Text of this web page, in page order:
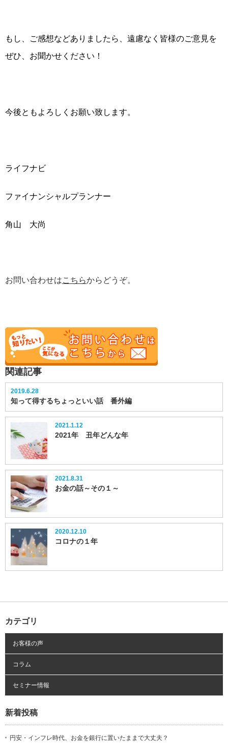
もし、ご感想などありましたら、遠慮なく皆様のご意見を
ぜひ、お聞かせください！
今後ともよろしくお願い致します。
ライフナビ
ファイナンシャルプランナー
角山 大尚
お問い合わせはこちらからどうぞ。
関連記事
2019.6.28
知って得するちょっといい話 番外編
2021.1.12
2021年 丑年どんな年
2021.8.31
お金の話～その１～
2020.12.10
コロナの１年
カテゴリ
お客様の声
コラム
セミナー情報
新着投稿
円安・インフレ時代、お金を銀行に置いたままで大丈夫？